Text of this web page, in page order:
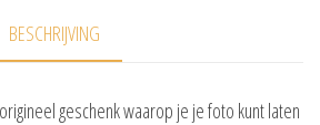
BESCHRIJVING
geschenk waarop je je foto kunt laten